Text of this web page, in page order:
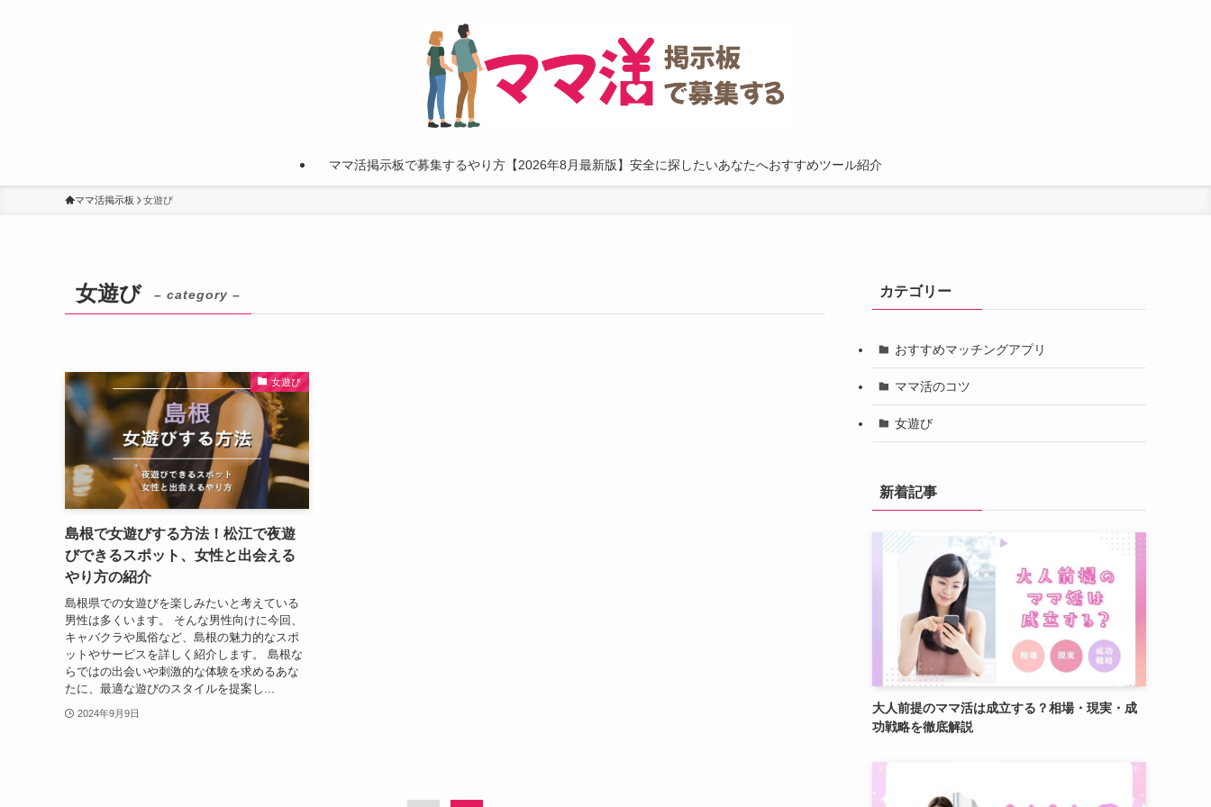
ママ活掲示板で募集するやり方【2026年8月最新版】安全に探したいあなたへおすすめツール紹介
ママ活掲示板 女遊び
女遊び – category –
女遊び
島根で女遊びする方法！松江で夜遊
びできるスポット、女性と出会える
やり方の紹介
島根県での女遊びを楽しみたいと考えている
男性は多くいます。 そんな男性向けに今回、
キャバクラや風俗など、島根の魅力的なスポ
ットやサービスを詳しく紹介します。 島根な
らではの出会いや刺激的な体験を求めるあな
たに、最適な遊びのスタイルを提案し...
2024年9月9日
カテゴリー
おすすめマッチングアプリ
ママ活のコツ
女遊び
新着記事
大人前提のママ活は成立する？相場・現実・成
功戦略を徹底解説